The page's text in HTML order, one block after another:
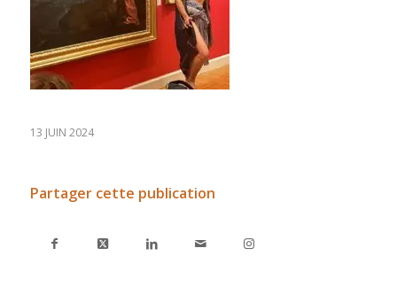
13 JUIN 2024
Partager cette publication